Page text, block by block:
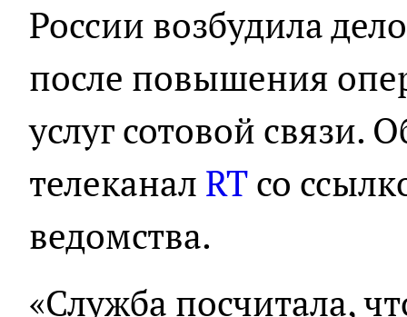
России возбудила
после повышения
услуг сотовой связи.
телеканал RTсо
ведомства.
«Служба посчитала,